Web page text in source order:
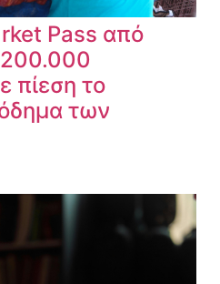
Pass από
200.000
πίεση το
των